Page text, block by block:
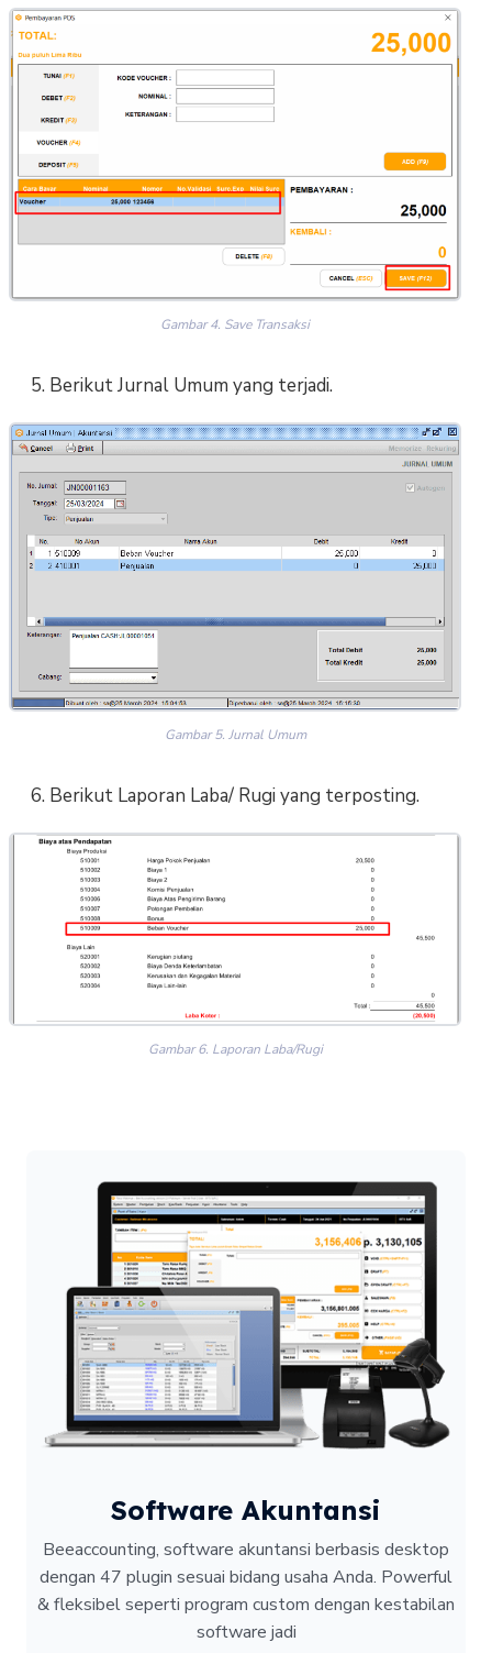
Gambar 4. Save Transaksi
5. Berikut Jurnal Umum yang terjadi.
Gambar 5. Jurnal Umum
6. Berikut Laporan Laba/ Rugi yang terposting.
Gambar 6. Laporan Laba/Rugi
Software Akuntansi
Beeaccounting, software akuntansi berbasis desktop
dengan 47 plugin sesuai bidang usaha Anda. Powerful
& fleksibel seperti program custom dengan kestabilan
software jadi